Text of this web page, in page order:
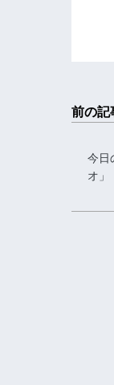
前の記
今日
オ」